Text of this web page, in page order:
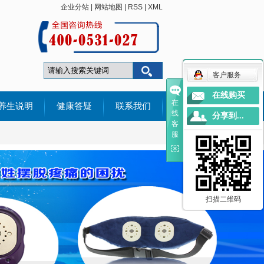
企业分站 网站地图 RSS XML
生说明 健康答疑 联系我们
在
线
客
服
客户服务
在线购买
分享到...
扫描二维码